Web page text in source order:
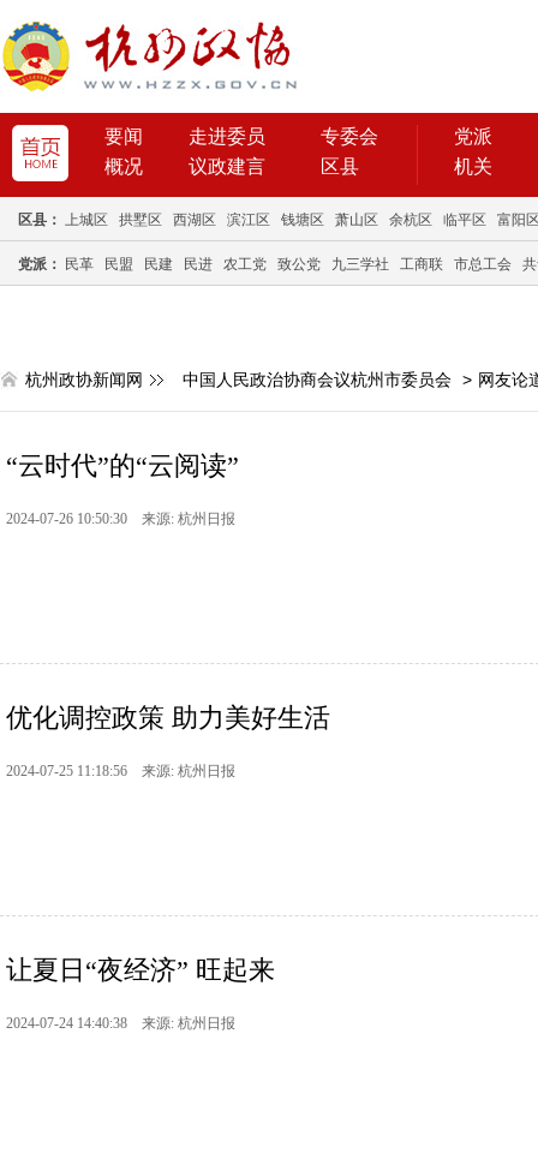
要闻 走进委员
专委会
概况
议政建言 区县
党派
机关
区县： 上城区 拱墅区 西湖区 滨江区 钱塘区 萧山区 余杭区 临平区 富阳
党派： 民革 民盟 民建 民进 农工党 致公党 九三学社 工商联 市总工会
杭州政协新闻网 中国人民政治协商会议杭州市委员会 > 网友论
“云时代”的“云阅读”
2024-07-26 10:50:30 来源: 杭州日报
优化调控政策 助力美好生活
2024-07-25 11:18:56 来源: 杭州日报
让夏日“夜经济” 旺起来
2024-07-24 14:40:38 来源: 杭州日报